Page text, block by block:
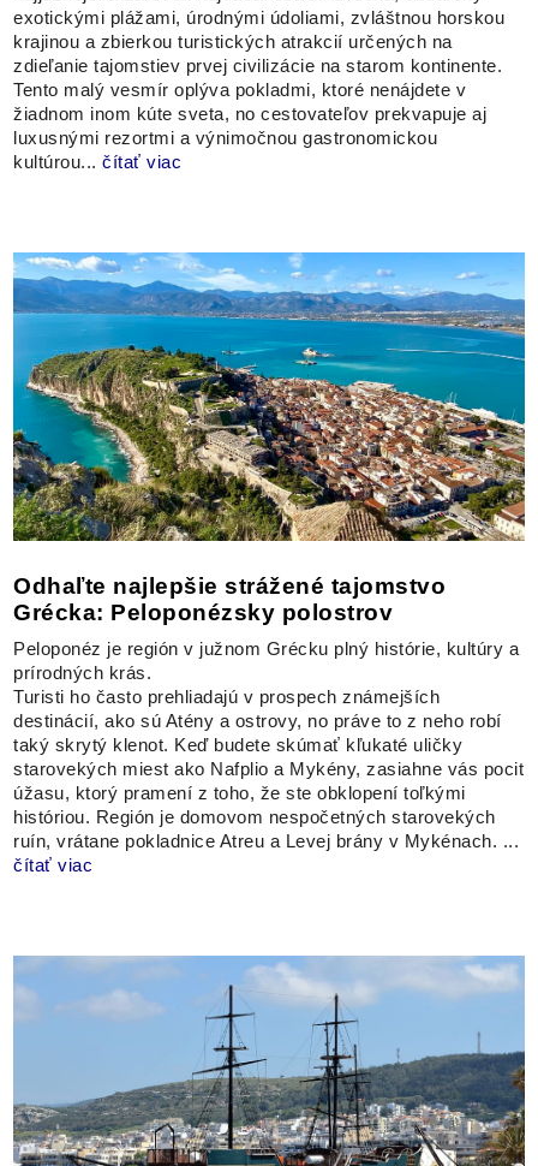
exotickými plážami, úrodnými údoliami, zvláštnou horskou
krajinou a zbierkou turistických atrakcií určených na
zdieľanie tajomstiev prvej civilizácie na starom kontinente.
Tento malý vesmír oplýva pokladmi, ktoré nenájdete v
žiadnom inom kúte sveta, no cestovateľov prekvapuje aj
luxusnými rezortmi a výnimočnou gastronomickou
kultúrou...čítať viac
Odhaľte najlepšie strážené tajomstvo
Grécka: Peloponézsky polostrov
Peloponéz je región v južnom Grécku plný histórie, kultúry a
prírodných krás.
Turisti ho často prehliadajú v prospech známejších
destinácií, ako sú Atény a ostrovy, no práve to z neho robí
taký skrytý klenot. Keď budete skúmať kľukaté uličky
starovekých miest ako Nafplio a Mykény, zasiahne vás pocit
úžasu, ktorý pramení z toho, že ste obklopení toľkými
históriou. Región je domovom nespočetných starovekých
ruín, vrátane pokladnice Atreu a Levej brány v Mykénach. ...
čítať viac